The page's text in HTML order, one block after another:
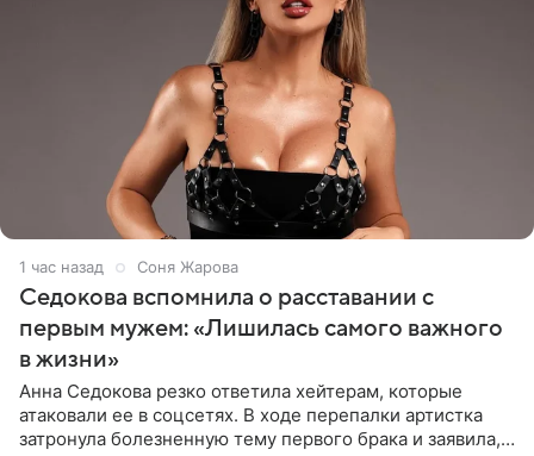
1 час назад Соня Жарова
Седокова вспомнила о расставании с
первым мужем: «Лишилась самого важного
в жизни»
Анна Седокова резко ответила хейтерам, которые
атаковали ее в соцсетях. В ходе перепалки артистка
затронула болезненную тему первого брака и заявила,